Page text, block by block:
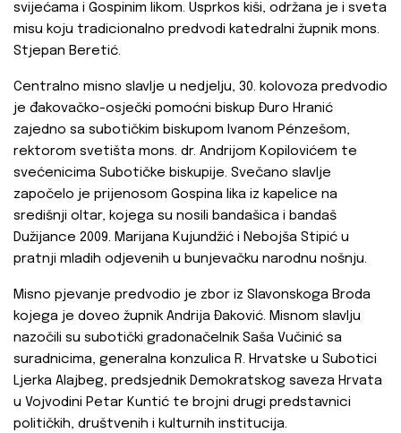
svijećama i Gospinim likom. Usprkos kiši, održana je i sveta
misu koju tradicionalno predvodi katedralni župnik mons.
Stjepan Beretić.
Centralno misno slavlje u nedjelju, 30. kolovoza predvodio
je đakovačko-osječki pomoćni biskup Đuro Hranić
zajedno sa subotičkim biskupom Ivanom Pénzešom,
rektorom svetišta mons. dr. Andrijom Kopilovićem te
svećenicima Subotičke biskupije. Svečano slavlje
započelo je prijenosom Gospina lika iz kapelice na
središnji oltar, kojega su nosili bandašica i bandaš
Dužijance 2009. Marijana Kujundžić i Nebojša Stipić u
pratnji mladih odjevenih u bunjevačku narodnu nošnju.
Misno pjevanje predvodio je zbor iz Slavonskoga Broda
kojega je doveo župnik Andrija Đaković. Misnom slavlju
nazočili su subotički gradonačelnik Saša Vučinić sa
suradnicima, generalna konzulica R. Hrvatske u Subotici
Ljerka Alajbeg, predsjednik Demokratskog saveza Hrvata
u Vojvodini Petar Kuntić te brojni drugi predstavnici
političkih, društvenih i kulturnih institucija.